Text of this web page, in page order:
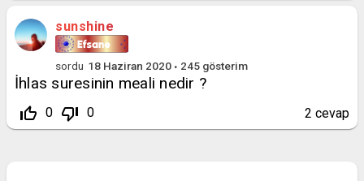
sunshine
sordu 18 Haziran 2020 245 gösterim
İhlas suresinin meali nedir ?
thumb_up_off_alt 0 thumb_down_off_alt 0 2 cevap